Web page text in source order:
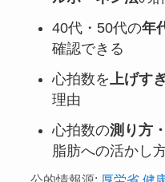
40代・50代の年
確認できる
心拍数を上げす
理由
心拍数の測り方
脂肪への活かし